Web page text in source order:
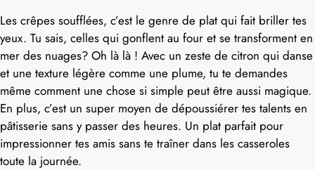
Les crêpes soufflées, c’est le genre de plat qui fait briller tes
yeux. Tu sais, celles qui gonflent au four et se transforment en
mer des nuages? Oh là là ! Avec un zeste de citron qui danse
et une texture légère comme une plume, tu te demandes
même comment une chose si simple peut être aussi magique.
En plus, c’est un super moyen de dépoussiérer tes talents en
pâtisserie sans y passer des heures. Un plat parfait pour
impressionner tes amis sans te traîner dans les casseroles
toute la journée.